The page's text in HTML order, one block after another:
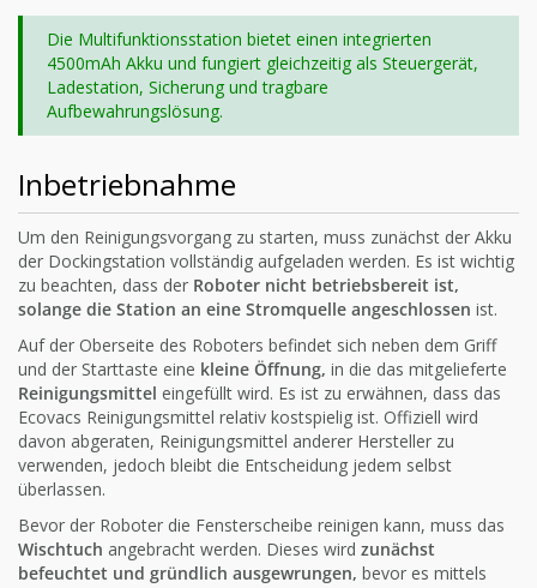
Die Multifunktionsstation bietet einen integrierten
4500mAh Akku und fungiert gleichzeitig als Steuergerät,
Ladestation, Sicherung und tragbare
Aufbewahrungslösung.
Inbetriebnahme
Um den Reinigungsvorgang zu starten, muss zunächst der Akku
der Dockingstation vollständig aufgeladen werden. Es ist wichtig
zu beachten, dass der Roboter nicht betriebsbereit ist,
solange die Station an eine Stromquelle angeschlossen ist.
Auf der Oberseite des Roboters befindet sich neben dem Griff
und der Starttaste eine kleine Öffnung, in die das mitgelieferte
Reinigungsmittel eingefüllt wird. Es ist zu erwähnen, dass das
Ecovacs Reinigungsmittel relativ kostspielig ist. Offiziell wird
davon abgeraten, Reinigungsmittel anderer Hersteller zu
verwenden, jedoch bleibt die Entscheidung jedem selbst
überlassen.
Bevor der Roboter die Fensterscheibe reinigen kann, muss das
Wischtuch angebracht werden. Dieses wird zunächst
befeuchtet und gründlich ausgewrungen, bevor es mittels